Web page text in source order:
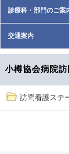
診療科・部門のご案
交通案内
小樽協会病院
訪問看護ステ